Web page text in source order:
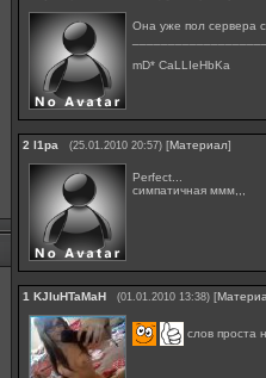
Она уже пол сервера
mD* CaLLIeHbKa
2 l1pa (25.01.2010 20:57) [Материал]
Perfect...
симпатичная ммм,,,
1 KJIuHTaMaH (01.01.2010 13:38) [
слов проста